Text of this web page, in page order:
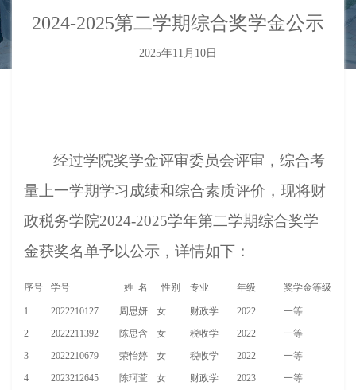
2024-2025第二学期综合奖学金公示
2025年11月10日
经过学院奖学金评审委员会评审，综合考
量上一学期学习成绩和综合素质评价，现将财
政税务学院2024-2025学年第二学期综合奖学
金获奖名单予以公示，详情如下：
序号 学号 姓 名 性别 专业 年级 奖学金等级
1 2022210127 周思妍 女 财政学 2022
一等
2
2022211392 陈思含 女 税收学 2022
一等
3
2022210679 荣怡婷 女 税收学 2022
一等
4
2023212645 陈珂萱 女 财政学 2023
一等